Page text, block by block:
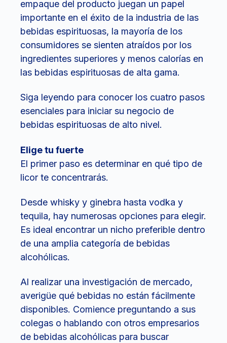
empaque del producto juegan un papel
importante en el éxito de la industria de las
bebidas espirituosas, la mayoría de los
consumidores se sienten atraídos por los
ingredientes superiores y menos calorías en
las bebidas espirituosas de alta gama.
Siga leyendo para conocer los cuatro pasos
esenciales para iniciar su negocio de
bebidas espirituosas de alto nivel.
Elige tu fuerte
El primer paso es determinar en qué tipo de
licor te concentrarás.
Desde whisky y ginebra hasta vodka y
tequila, hay numerosas opciones para elegir.
Es ideal encontrar un nicho preferible dentro
de una amplia categoría de bebidas
alcohólicas.
Al realizar una investigación de mercado,
averigüe qué bebidas no están fácilmente
disponibles. Comience preguntando a sus
colegas o hablando con otros empresarios
de bebidas alcohólicas para buscar